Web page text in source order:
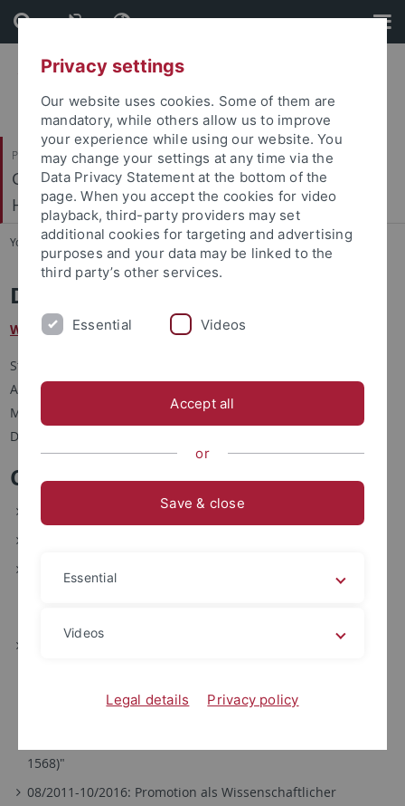
Skip
to
content
Skip
to
footer
Philosophische Fakultät
Geschichtliche Landeskunde und Historische
Hilfswissenschaften
You are here: Startseite ... Ehemalige
Dr. Georg Wendt
Wissenschaftlicher Mitarbeiter
Stadt Aalen
Amt für Kultur und Tourismus
Marktplatz 30
D-73431 Aalen
Curriculum Vitae
10/2005-12/2010: Studium der Geschichte und
12/2010 Verleihung des akademischen Grades Magister
Territorialstaat: Eine Chance zur Herrschaftsverdichtung.
1568)"
08/2011-10/2016: Promotion als Wissenschaftlicher
Privacy settings
Our website uses cookies. Some of them are
mandatory, while others allow us to improve
your experience while using our website. You
may change your settings at any time via the
Data Privacy Statement at the bottom of the
page. When you accept the cookies for video
playback, third-party providers may set
additional cookies for targeting and advertising
purposes and your data may be linked to the
third party’s other services.
Essential Videos
Accept all
or
Save & close
Essential
Videos
Legal details Privacy policy